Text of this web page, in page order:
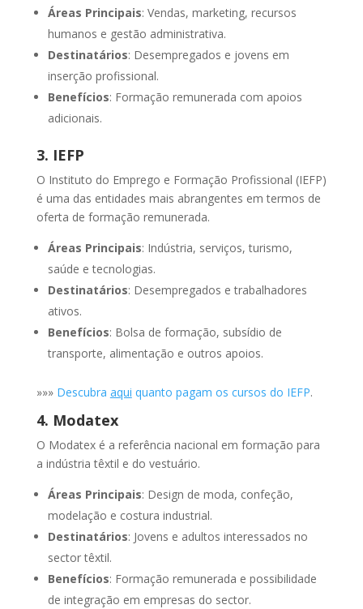
Áreas Principais: Vendas, marketing, recursos
humanos e gestão administrativa.
Destinatários: Desempregados e jovens em
inserção profissional.
Benefícios: Formação remunerada com apoios
adicionais.
3. IEFP
O Instituto do Emprego e Formação Profissional (IEFP)
é uma das entidades mais abrangentes em termos de
oferta de formação remunerada.
Áreas Principais: Indústria, serviços, turismo,
saúde e tecnologias.
Destinatários: Desempregados e trabalhadores
ativos.
Benefícios: Bolsa de formação, subsídio de
transporte, alimentação e outros apoios.
»»» Descubra aqui quanto pagam os cursos do IEFP.
4. Modatex
O Modatex é a referência nacional em formação para
a indústria têxtil e do vestuário.
Áreas Principais: Design de moda, confeção,
modelação e costura industrial.
Destinatários: Jovens e adultos interessados no
sector têxtil.
Benefícios: Formação remunerada e possibilidade
de integração em empresas do sector.